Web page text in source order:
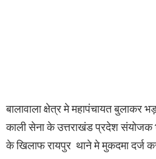
बालावाला क्षेत्र मे महापंचायत
काली सेना के उत्तराखंड प्रदेश संयोजक
के खिलाफ रायपुर थाने मे मुकदमा दर्ज